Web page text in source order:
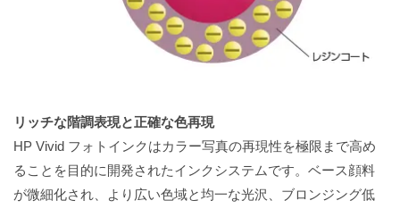
リッチな階調表現と正確な色再現
HP Vivid フォトインクはカラー写真の再現性を極限まで高め
ることを目的に開発されたインクシステムです。ベース顔料
が微細化され、より広い色域と均一な光沢、ブロンジング低